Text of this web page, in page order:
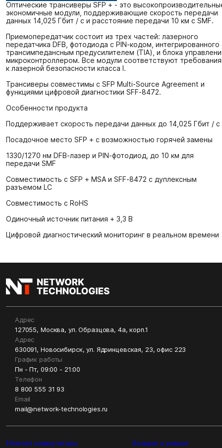
Оптические трансиверы SFP + - это
экономичные модули, поддерживающие скорость передачи
данных 14,025 Гбит / с и расстояние передачи 10 км с SMF.
Приемопередатчик состоит из трех частей: лазерного
передатчика DFB, фотодиода с PIN-кодом, интегрированного
трансимпедансным предусилителем (TIA), и блока
микроконтроллером. Все модули соответствуют
к лазерной безопасности класса I.
Трансиверы совместимы с SFP Multi-Source Agreement и
функциями цифровой диагностики SFF-8472.
Особенности продукта
Поддерживает скорость передачи данных до 14,025 Гбит / с
Посадочное место SFP + с возможностью горячей замены
1330/1270 нм DFB-лазер и PIN-фотодиод, до 10 км для
передачи SMF
Совместимость с SFP + MSA и SFF-8472 с дуплексным
разъемом LC
Совместимость с RoHS
Одиночный источник питания + 3,3 В
Цифровой диагностический мониторинг в реальном времени
Адрес
127055, Москва, ул. Образцова, 4а, корп.1
Адрес
630091, Новосибирск, ул. Ядринцевская, 23, офис 223
График работы
Пн - Пт, 09:00 - 21:00
Телефон
8 800 555 31 93
Email
mail@network-technologies.ru
Ethernet коммутаторы
Возврат и ремонт